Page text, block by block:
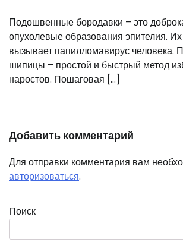
Подошвенные бородавки – это
опухолевые образования эпителия.
вызывает папилломавирус человека.
шипицы – простой и быстрый метод
наростов. Пошаговая […]
Добавить комментарий
Для отправки комментария вам
авторизоваться.
Поиск